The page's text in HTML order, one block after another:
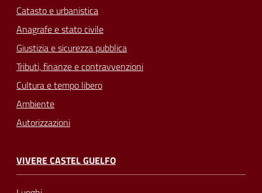
Catasto e urbanistica
Anagrafe e stato civile
Giustizia e sicurezza pubblica
Tributi, finanze e contravvenzioni
Cultura e tempo libero
Ambiente
Autorizzazioni
VIVERE CASTEL GUELFO